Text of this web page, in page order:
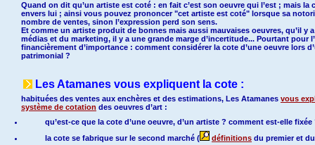
Quand on dit qu’un artiste est coté : en fait c’est son oeuvre qui l’est ; mais
envers lui ; ainsi vous pouvez prononcer "cet artiste est coté" lorsque sa
nombre de ventes, sinon l’expression perd son sens.
Et comme un artiste produit de bonnes mais aussi mauvaises oeuvres, qu’il y
médias et du marketing, il y a une grande marge d’incertitude... Pourtant pour
financièrement d’importance : comment considérer la cote d’une oeuvre lors
patrimonial ?
Les Atamanes vous expliquent la cote :
habituées des ventes aux enchères et des estimations, Les Atamanes vous
système de cotation des oeuvres d’art :
qu’est-ce que la cote d’une oeuvre, d’un artiste ? comment est-elle fixée
la cote se fabrique sur le second marché (
définitions du premier et